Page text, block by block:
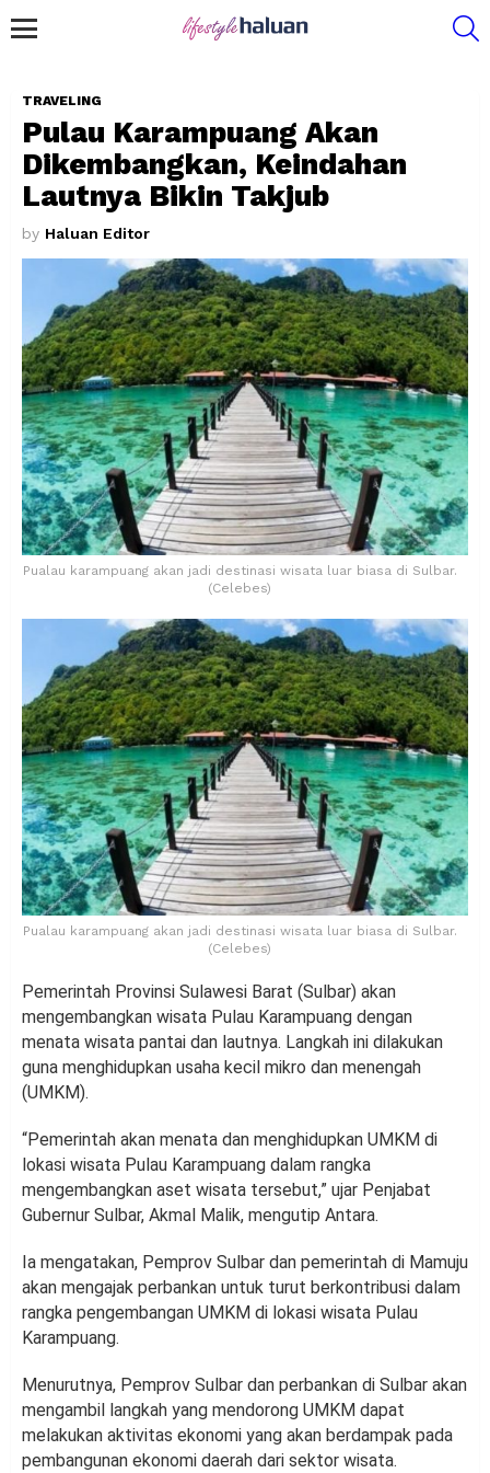
TRAVELING
Pulau Karampuang Akan
Dikembangkan, Keindahan
Lautnya Bikin Takjub
by Haluan Editor
Pualau karampuang akan jadi destinasi wisata luar biasa di Sulbar.
(Celebes)
Pualau karampuang akan jadi destinasi wisata luar biasa di Sulbar.
(Celebes)
Pemerintah Provinsi Sulawesi Barat (Sulbar) akan
mengembangkan wisata Pulau Karampuang dengan
menata wisata pantai dan lautnya. Langkah ini dilakukan
guna menghidupkan usaha kecil mikro dan menengah
(UMKM).
“Pemerintah akan menata dan menghidupkan UMKM di
lokasi wisata Pulau Karampuang dalam rangka
mengembangkan aset wisata tersebut,” ujar Penjabat
Gubernur Sulbar, Akmal Malik, mengutip Antara.
Ia mengatakan, Pemprov Sulbar dan pemerintah di Mamuju
akan mengajak perbankan untuk turut berkontribusi dalam
rangka pengembangan UMKM di lokasi wisata Pulau
Karampuang.
Menurutnya, Pemprov Sulbar dan perbankan di Sulbar akan
mengambil langkah yang mendorong UMKM dapat
melakukan aktivitas ekonomi yang akan berdampak pada
pembangunan ekonomi daerah dari sektor wisata.